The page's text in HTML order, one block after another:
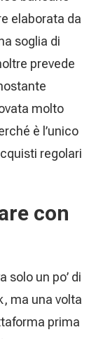
elaborata da
soglia di
prevede
molto
è l’unico
regolari
con
solo un po’ di
ma una volta
prima